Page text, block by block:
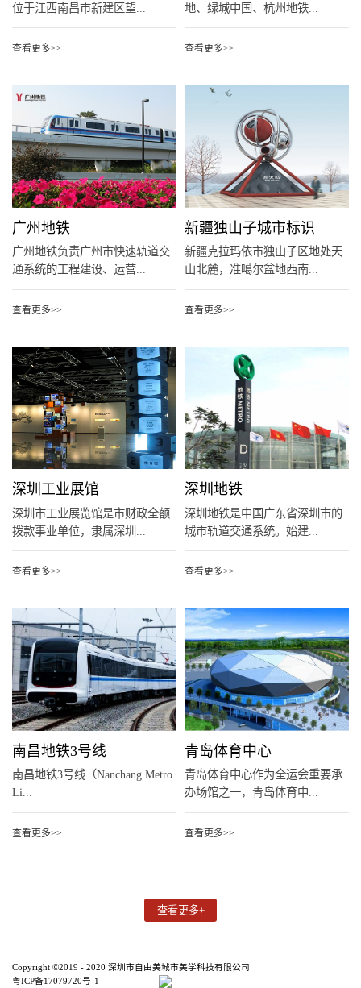
位于江西南昌市新建区望...
查看更多>>
地、绿城中国、杭州地铁...
查看更多>>
广州地铁
广州地铁负责广州市快速轨道交
通系统的工程建设、运营...
查看更多>>
新疆独山子城市标识
新疆克拉玛依市独山子区地处天
山北麓，准噶尔盆地西南...
查看更多>>
深圳工业展馆
深圳市工业展览馆是市财政全额
拨款事业单位，隶属深圳...
查看更多>>
深圳地铁
深圳地铁是中国广东省深圳市的
城市轨道交通系统。始建...
查看更多>>
南昌地铁3号线
南昌地铁3号线（Nanchang Metro
Li...
查看更多>>
青岛体育中心
青岛体育中心作为全运会重要承
办场馆之一，青岛体育中...
查看更多>>
Copyright ©2019 - 2020 深圳市自由美城市美学科技有限公司
粤ICP备17079720号-1